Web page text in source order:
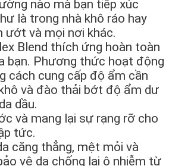
nào mà bạn tiếp xúc
là trong nhà khô ráo hay
ướt và mọi nơi khác.
Blend thích ứng hoàn toàn
bạn. Phương thức hoạt động
cách cung cấp độ ẩm cần
và đào thải bớt độ ẩm dư
dầu.
và mang lại sự rạng rỡ cho
tức.
căng thẳng, mệt mỏi và
vệ da chống lại ô nhiễm từ